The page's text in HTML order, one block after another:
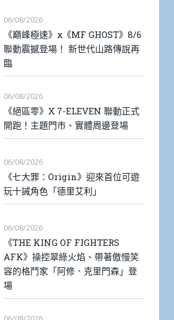
06/08/2026
《巔峰極速》x《MF GHOST》8/6
聯動震撼登場！ 新世代山路傳說再
臨
06/08/2026
《絕區零》X 7-ELEVEN 聯動正式
開跑！主題門市、實體周邊登場
06/08/2026
《七大罪：Origin》迎來首位可遊
玩十誡角色「德里艾利」
06/08/2026
《THE KING OF FIGHTERS
AFK》操控翠綠火焰、帶著傲慢笑
容的格鬥家「阿修．克里門森」登
場